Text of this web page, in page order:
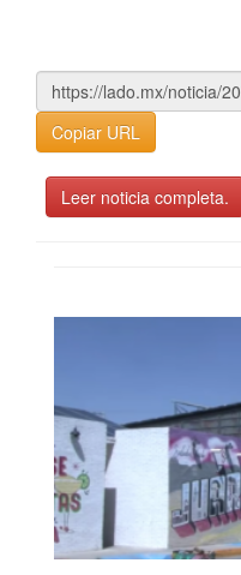
Copiar URL
Leer noticia completa.